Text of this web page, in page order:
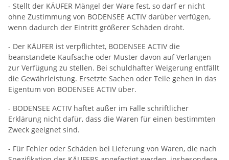
- Stellt der KÄUFER Mängel der Ware fest, so darf er nicht
ohne Zustimmung von BODENSEE ACTIV darüber verfügen,
wenn dadurch der Eintritt größerer Schäden droht.
- Der KÄUFER ist verpflichtet, BODENSEE ACTIV die
beanstandete Kaufsache oder Muster davon auf Verlangen
zur Verfügung zu stellen. Bei schuldhafter Weigerung entfällt
die Gewährleistung. Ersetzte Sachen oder Teile gehen in das
Eigentum von BODENSEE ACTIV über.
- BODENSEE ACTIV haftet außer im Falle schriftlicher
Erklärung nicht dafür, dass die Waren für einen bestimmten
Zweck geeignet sind.
- Für Fehler oder Schäden bei Lieferung von Waren, die nach